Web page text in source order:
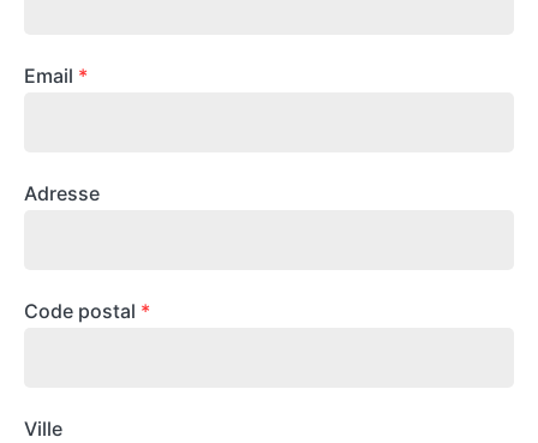
Email *
Adresse
Code postal *
Ville